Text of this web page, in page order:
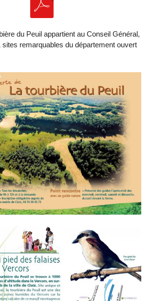
du Peuil appartient au Conseil Général,
sites remarquables du département ouvert